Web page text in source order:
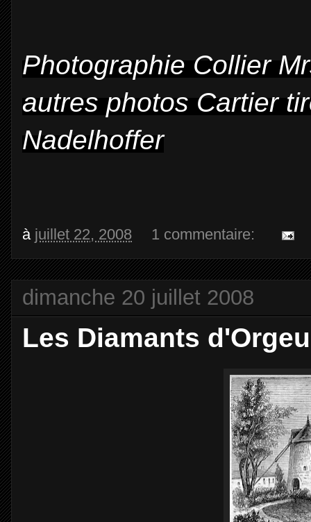
Photographie Collier
autres photos Cartier
Nadelhoffer
à juillet 22, 2008 1 commentaire:
dimanche 20 juillet 2008
Les Diamants